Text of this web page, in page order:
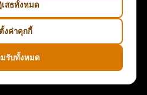
สธทั้งหมด
ตั้งค่าคุกกี้
รับทั้งหมด